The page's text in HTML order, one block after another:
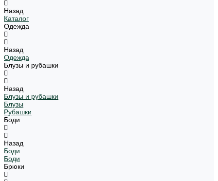
Назад
Каталог
Одежда
Назад
Одежда
Блузы и рубашки
Назад
Блузы и рубашки
Блузы
Рубашки
Боди
Назад
Боди
Боди
Брюки